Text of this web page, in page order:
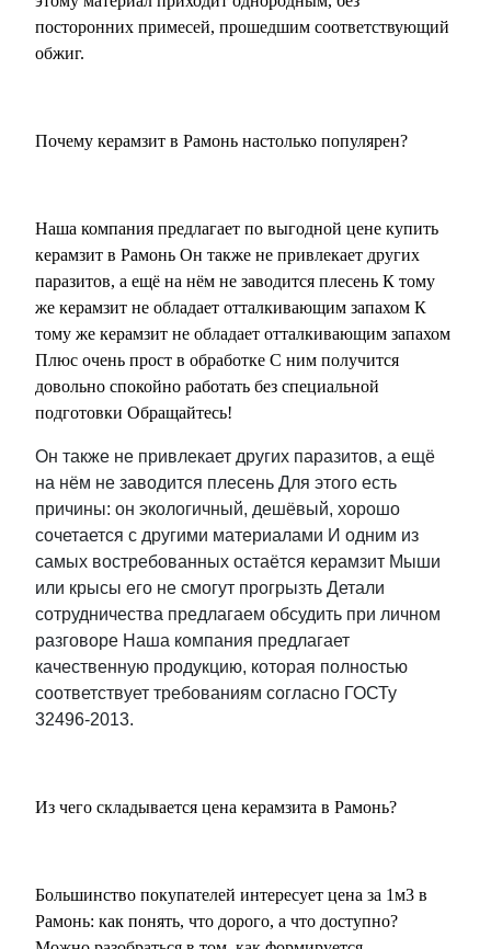
посторонних примесей, прошедшим соответствующий
обжиг.
Почему керамзит в Рамонь настолько популярен?
Наша компания предлагает по выгодной цене купить
керамзит в Рамонь Он также не привлекает других
паразитов, а ещё на нём не заводится плесень К тому
же керамзит не обладает отталкивающим запахом К
тому же керамзит не обладает отталкивающим запахом
Плюс очень прост в обработке С ним получится
довольно спокойно работать без специальной
подготовки Обращайтесь!
Он также не привлекает других паразитов, а ещё
на нём не заводится плесень Для этого есть
причины: он экологичный, дешёвый, хорошо
сочетается с другими материалами И одним из
самых востребованных остаётся керамзит Мыши
или крысы его не смогут прогрызть Детали
сотрудничества предлагаем обсудить при личном
разговоре Наша компания предлагает
качественную продукцию, которая полностью
соответствует требованиям согласно ГОСТу
32496-2013.
Из чего складывается цена керамзита в Рамонь?
Большинство покупателей интересует цена за 1м3 в
Рамонь: как понять, что дорого, а что доступно?